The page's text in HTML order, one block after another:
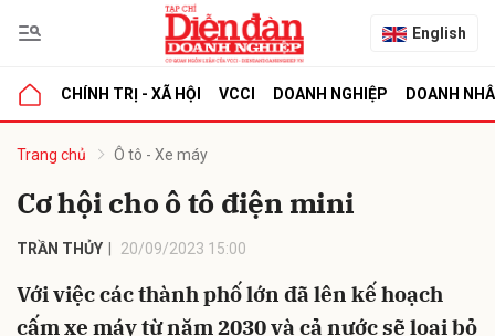
English
CHÍNH TRỊ - XÃ HỘI VCCI DOANH NGHIỆP DOANH
Trang chủ Ô tô - Xe máy
Cơ hội cho ô tô điện mini
TRẦN THỦY 20/09/2023 15:00
Với việc các thành phố lớn đã lên kế hoạch
cấm xe máy từ năm 2030 và cả nước sẽ loại bỏ
luận